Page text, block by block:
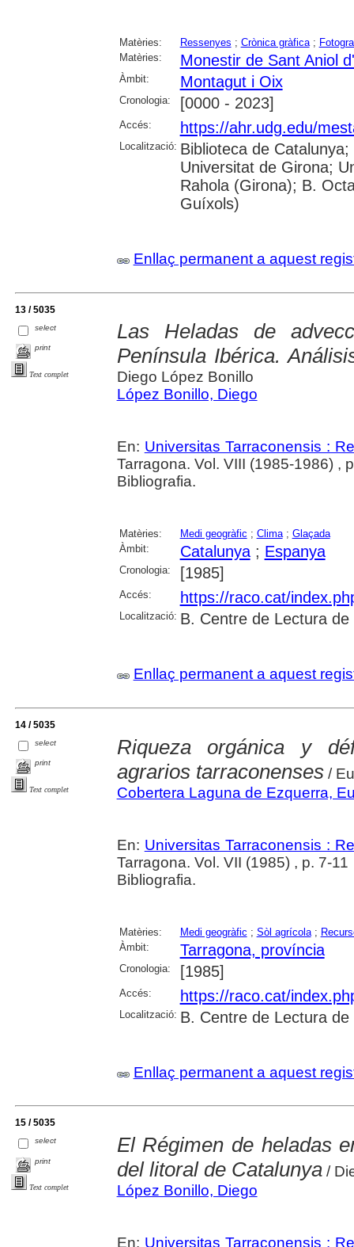
Matèries: Ressenyes ; Crònica gràfica;
Matèries:
Monestir de Sant Aniol
Àmbit: Montagut i Oix
Cronologia: [0000 - 2023]
Accés: https://ahr.udg.edu/
Localització: Biblioteca de
Universitat de Girona;
Rahola (Girona); B.
Guíxols)
Enllaç permanent a aquest
13 / 5035
select
print
Text complet
Las Heladas de
Península Ibérica.
Diego López Bonillo
López Bonillo, Diego
En: Universitas Tarraconensis :
Tarragona. Vol. VIII (1985-1986) ,
Bibliografia.
Matèries: Medi geogràfic ; Clima; Glaçada
Àmbit:
Catalunya; Espanya
Cronologia: [1985]
Accés: https://raco.cat/
Localització: B. Centre de Lectura
Enllaç permanent a aquest
14 / 5035
select
print
Text complet
Riqueza orgánica y
agrarios tarraconenses/
Cobertera Laguna de Ezquerra,
En: Universitas Tarraconensis :
Tarragona. Vol. VII (1985) , p. 7-11
Bibliografia.
Matèries: Medi geogràfic ; Sòl agrícola;
Àmbit:
Tarragona, província
Cronologia: [1985]
Accés: https://raco.cat/
Localització: B. Centre de Lectura
Enllaç permanent a aquest
15 / 5035
select
print
Text complet
El Régimen de heladas
del litoral de Catalunya/
López Bonillo, Diego
En: Universitas Tarraconensis :